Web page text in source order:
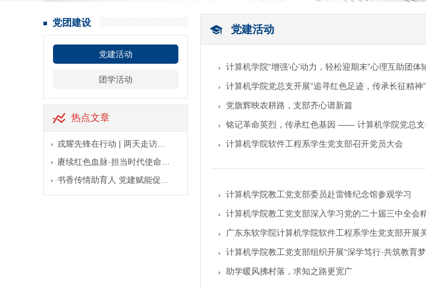
党团建设
党建活动
团学活动
热点文章
戎耀先锋在行动 | 两天走访…
赓续红色血脉·担当时代使命…
书香传情助育人 党建赋能促…
党建活动
计算机学院“增强‘心’动力，轻松迎期末”心理互助团体
计算机学院党总支开展“追寻红色足迹，传承长征精神
党旗辉映农耕路，支部齐心谱新篇
铭记革命英烈，传承红色基因 —— 计算机学院党总支
计算机学院软件工程系学生党支部召开党员大会
计算机学院教工党支部委员赴雷锋纪念馆参观学习
计算机学院教工党支部深入学习党的二十届三中全会
广东东软学院计算机学院软件工程系学生党支部开展
计算机学院教工党支部组织开展“深学笃行·共筑教
助学暖风拂村落，求知之路更宽广